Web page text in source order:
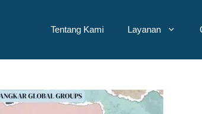
Tentang Kami Layanan